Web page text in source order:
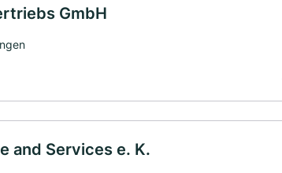
GmbH
and Services e. K.